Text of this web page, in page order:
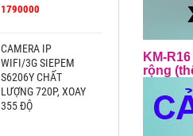
KM-
rộng
1790000
CAMERA IP
WIFI/3G SIEPEM
S6206Y CHẤT
LƯỢNG 720P, XOAY
355 ĐỘ